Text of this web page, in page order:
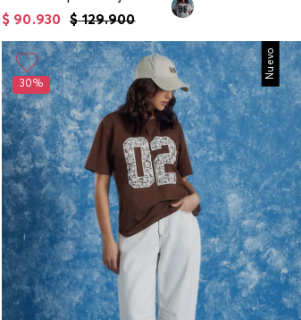
$ 129.900
$ 90.930
Nuevo
30%